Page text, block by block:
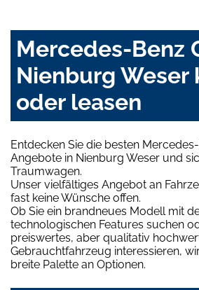
Mercedes-Benz
Nienburg Weser
oder leasen
Entdecken Sie die besten
Angebote in Nienburg Weser und
Traumwagen.
Unser vielfältiges Angebot an
fast keine Wünsche offen.
Ob Sie ein brandneues Modell mit
technologischen Features suchen
preiswertes, aber qualitativ
Gebrauchtfahrzeug interessieren,
breite Palette an Optionen.